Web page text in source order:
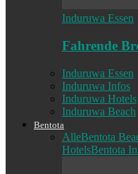
Induruwa Essen
Fahrende
Induruwa Essen
Induruwa Infos
Induruwa Hotels
Induruwa Beach
Bentota
AlleBentota
HotelsBentota